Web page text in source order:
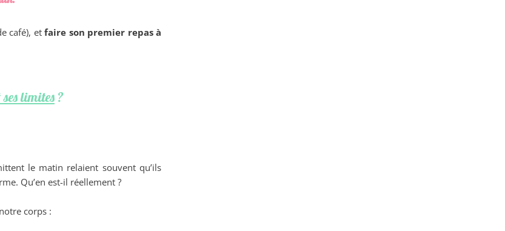
café), etfaire son premier repas à
limites?
le matin relaient souvent qu’ils
Qu’en est-il réellement ?
corps :